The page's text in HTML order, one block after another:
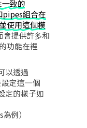
致的
組合在
使用這個模
會提供許多和
功能在裡
以透過
定這一個
定的樣子如
例）